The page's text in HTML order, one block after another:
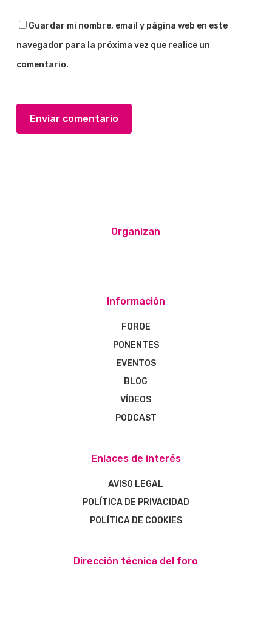
Guardar mi nombre, email y página web en este
navegador para la próxima vez que realice un
comentario.
Organizan
Información
FOROE
PONENTES
EVENTOS
BLOG
VÍDEOS
PODCAST
Enlaces de interés
AVISO LEGAL
POLÍTICA DE PRIVACIDAD
POLÍTICA DE COOKIES
Dirección técnica del foro